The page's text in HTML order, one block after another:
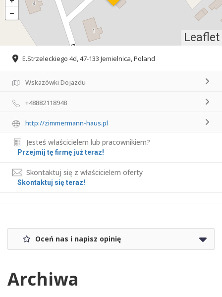
Leaflet
E.Strzeleckiego 4d, 47-133 Jemielnica, Poland
Wskazówki Dojazdu
+48882118948
http://zimmermann-haus.pl
Jesteś właścicielem lub pracownikiem?
Przejmij tę firmę już teraz!
Skontaktuj się z właścicielem oferty
Skontaktuj się teraz!
Oceń nas i napisz opinię
Archiwa